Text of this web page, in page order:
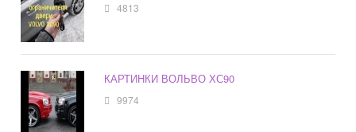
4813
КАРТИНКИ ВОЛЬВО ХС90
9974